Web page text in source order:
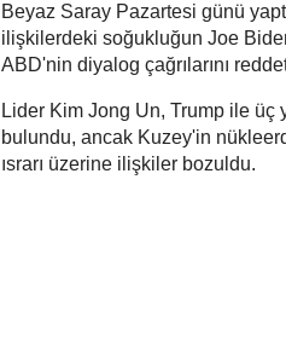
Beyaz Saray Pazartesi günü
ilişkilerdeki soğukluğun Joe
ABD'nin diyalog çağrılarını
Lider Kim Jong Un, Trump ile üç
bulundu, ancak Kuzey'in
ısrarı üzerine ilişkiler bozuldu.